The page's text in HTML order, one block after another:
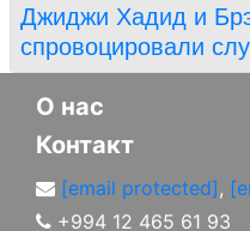
Джиджи Хадид и
спровоцировали
О нас
Контакт
[email protected],
+994 12 465 61 93